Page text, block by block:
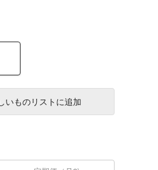
いものリストに追加